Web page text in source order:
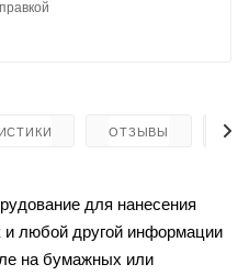
ОТЗЫВЫ
для нанесения
и любой другой информации
на бумажных или